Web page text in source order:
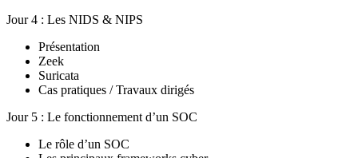
Jour 4 : Les NIDS & NIPS
Présentation
Zeek
Suricata
Cas pratiques / Travaux dirigés
Jour 5 : Le fonctionnement d’un SOC
Le rôle d’un SOC